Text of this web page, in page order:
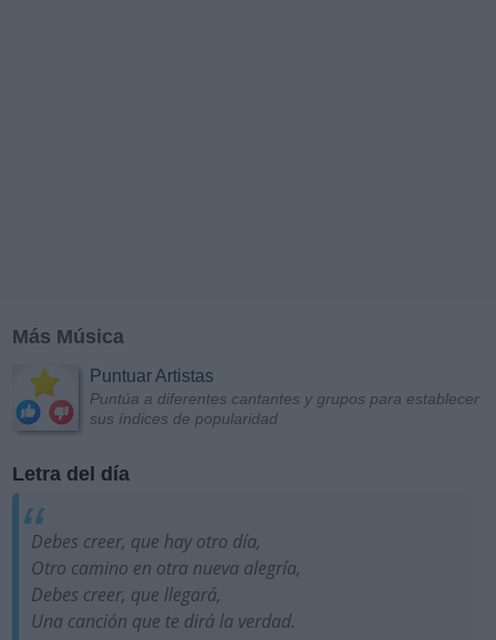
Más Música
Puntuar Artistas
Puntúa a diferentes cantantes y grupos para establecer
sus índices de popularidad
Letra del día
Debes creer, que hay otro día,
Otro camino en otra nueva alegría,
Debes creer, que llegará,
Una canción que te dirá la verdad.